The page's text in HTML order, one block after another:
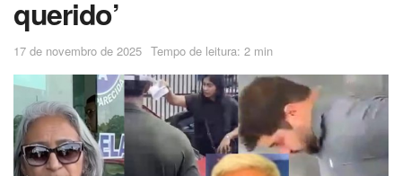
querido’
17 de novembro de 2025 Tempo de leitura: 2 min